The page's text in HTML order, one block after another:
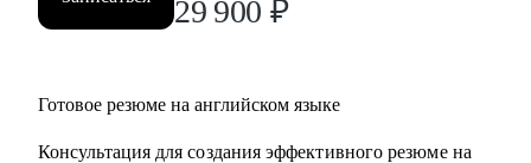
29 900 ₽
Готовое резюме на английском языке
Консультация для создания эффективного резюме на